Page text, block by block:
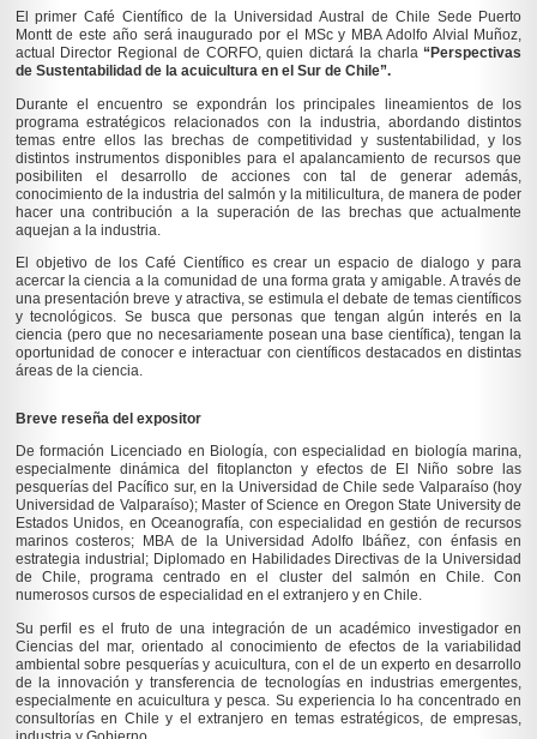
El primer Café Científico de la Universidad Austral de Chile Sede Puerto
Montt de este año será inaugurado por el MSc y MBA Adolfo Alvial Muñoz,
actual Director Regional de CORFO, quien dictará la charla “Perspectivas
de Sustentabilidad de la acuicultura en el Sur de Chile”.
Durante el encuentro se expondrán los principales lineamientos de los
programa estratégicos relacionados con la industria, abordando distintos
temas entre ellos las brechas de competitividad y sustentabilidad, y los
distintos instrumentos disponibles para el apalancamiento de recursos que
posibiliten el desarrollo de acciones con tal de generar además,
conocimiento de la industria del salmón y la mitilicultura, de manera de poder
hacer una contribución a la superación de las brechas que actualmente
aquejan a la industria.
El objetivo de los Café Científico es crear un espacio de dialogo y para
acercar la ciencia a la comunidad de una forma grata y amigable. A través de
una presentación breve y atractiva, se estimula el debate de temas científicos
y tecnológicos. Se busca que personas que tengan algún interés en la
ciencia (pero que no necesariamente posean una base científica), tengan la
oportunidad de conocer e interactuar con científicos destacados en distintas
áreas de la ciencia.
Breve reseña del expositor
De formación Licenciado en Biología, con especialidad en biología marina,
especialmente dinámica del fitoplancton y efectos de El Niño sobre las
pesquerías del Pacífico sur, en la Universidad de Chile sede Valparaíso (hoy
Universidad de Valparaíso); Master of Science en Oregon State University de
Estados Unidos, en Oceanografía, con especialidad en gestión de recursos
marinos costeros; MBA de la Universidad Adolfo Ibáñez, con énfasis en
estrategia industrial; Diplomado en Habilidades Directivas de la Universidad
de Chile, programa centrado en el cluster del salmón en Chile. Con
numerosos cursos de especialidad en el extranjero y en Chile.
Su perfil es el fruto de una integración de un académico investigador en
Ciencias del mar, orientado al conocimiento de efectos de la variabilidad
ambiental sobre pesquerías y acuicultura, con el de un experto en desarrollo
de la innovación y transferencia de tecnologías en industrias emergentes,
especialmente en acuicultura y pesca. Su experiencia lo ha concentrado en
consultorías en Chile y el extranjero en temas estratégicos, de empresas,